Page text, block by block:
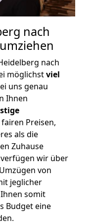
nach
nach
möglichstviel
uns genau
Ihnen
Preisen,
als die
Zuhause
wir über
von
jeglicher
somit
Budget eine